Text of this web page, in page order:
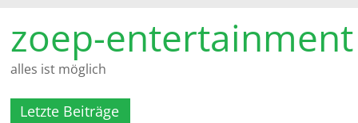
Inhalt
springen
zoep-entertainment
alles ist möglich
Letzte Beiträge